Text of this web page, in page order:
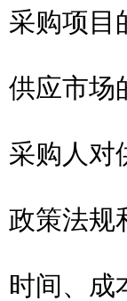
采购项目
供应市场
采购人对
政策法规
时间、成